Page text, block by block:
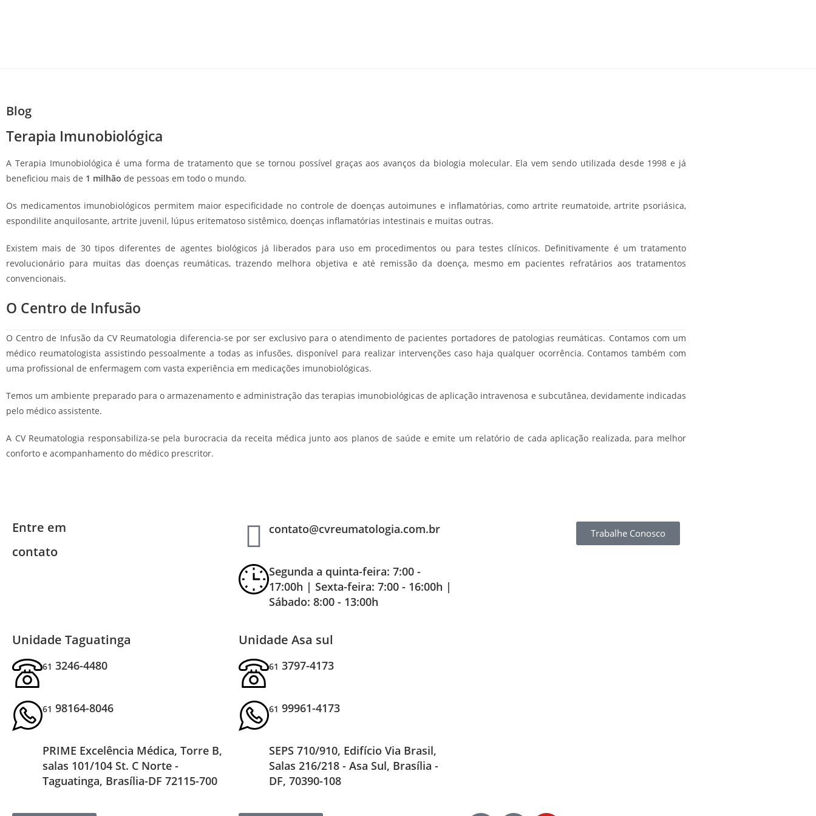
Blog
Terapia Imunobiológica
A Terapia Imunobiológica é uma forma de tratamento que se tornou possível graças aos avanços da biologia molecular. Ela vem sendo utilizada desde 1998 e já
beneficiou mais de 1 milhão de pessoas em todo o mundo.
Os medicamentos imunobiológicos permitem maior especificidade no controle de doenças autoimunes e inflamatórias, como artrite reumatoide, artrite psoriásica,
espondilite anquilosante, artrite juvenil, lúpus eritematoso sistêmico, doenças inflamatórias intestinais e muitas outras.
Existem mais de 30 tipos diferentes de agentes biológicos já liberados para uso em procedimentos ou para testes clínicos. Definitivamente é um tratamento
revolucionário para muitas das doenças reumáticas, trazendo melhora objetiva e até remissão da doença, mesmo em pacientes refratários aos tratamentos
convencionais.
O Centro de Infusão
O Centro de Infusão da CV Reumatologia diferencia-se por ser exclusivo para o atendimento de pacientes portadores de patologias reumáticas. Contamos com um
médico reumatologista assistindo pessoalmente a todas as infusões, disponível para realizar intervenções caso haja qualquer ocorrência. Contamos também com
uma profissional de enfermagem com vasta experiência em medicações imunobiológicas.
Temos um ambiente preparado para o armazenamento e administração das terapias imunobiológicas de aplicação intravenosa e subcutânea, devidamente indicadas
pelo médico assistente.
A CV Reumatologia responsabiliza-se pela burocracia da receita médica junto aos planos de saúde e emite um relatório de cada aplicação realizada, para melhor
conforto e acompanhamento do médico prescritor.
Entre em
contato
contato@cvreumatologia.com.br
Segunda a quinta-feira: 7:00 -
17:00h | Sexta-feira: 7:00 - 16:00h |
Sábado: 8:00 - 13:00h
Trabalhe Conosco
Unidade Taguatinga
61 3246-4480
61 98164-8046
PRIME Excelência Médica, Torre B,
salas 101/104 St. C Norte -
Taguatinga, Brasília-DF 72115-700
Unidade Asa sul
61 3797-4173
61 99961-4173
SEPS 710/910, Edifício Via Brasil,
Salas 216/218 - Asa Sul, Brasília -
DF, 70390-108